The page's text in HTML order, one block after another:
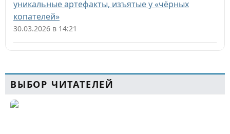
уникальные артефакты, изъятые у «чёрных
копателей»
30.03.2026 в 14:21
ВЫБОР ЧИТАТЕЛЕЙ